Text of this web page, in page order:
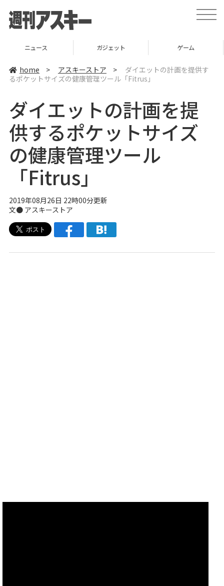
t
o
v
ガジェット ゲーム グルメ
home > アスキーストア >
ダイエットの計画を提供す
るポケットサイズの健康管理ツール「Fitrus」
ダイエットの計画を提
供するポケットサイズ
の健康管理ツール
「Fitrus」
2019年08月26日 22時00分更新
文● アスキーストア